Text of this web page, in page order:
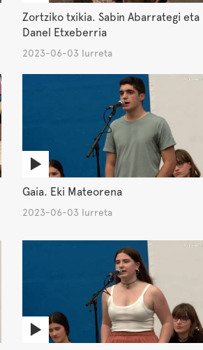
Zortziko txikia. Sabin Abarrategi eta
Danel Etxeberria
2023-06-03 Iurreta
Gaia. Eki Mateorena
2023-06-03 Iurreta